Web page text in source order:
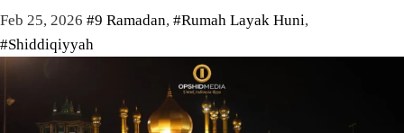
Feb 25, 2026 #9 Ramadan, #Rumah Layak Huni,
#Shiddiqiyyah